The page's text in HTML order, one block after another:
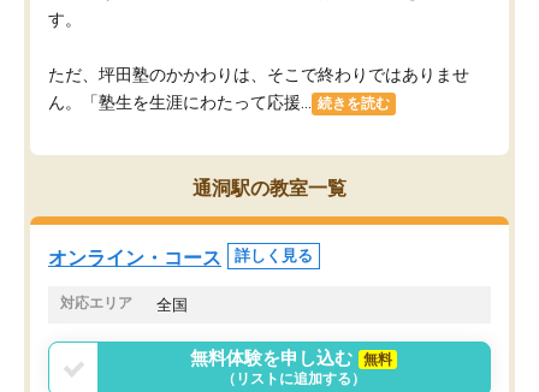
す。
ただ、坪田塾のかかわりは、そこで終わりではありませ
ん。「塾生を生涯にわたって応援...
続きを読む
通洞駅の教室一覧
オンライン・コース 詳しく見る
対応エリア 全国
無料体験を申し込む
無料
（リストに追加する）